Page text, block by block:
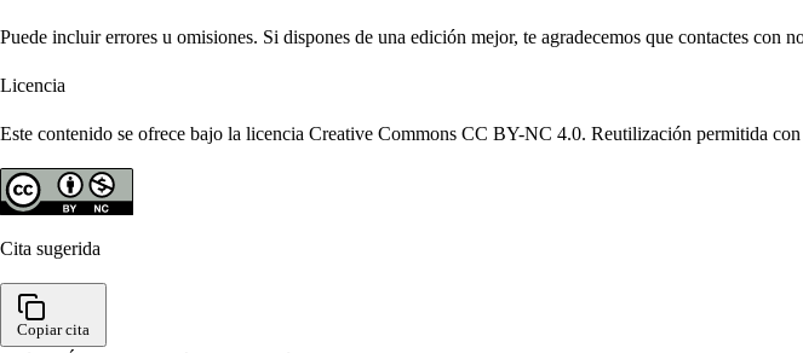
Puede incluir errores u omisiones. Si dispones de una edición mejor, te agradecemos que contactes con
Licencia
Este contenido se ofrece bajo la licencia Creative Commons CC BY-NC 4.0. Reutilización permitida
Cita sugerida
Copiar cita